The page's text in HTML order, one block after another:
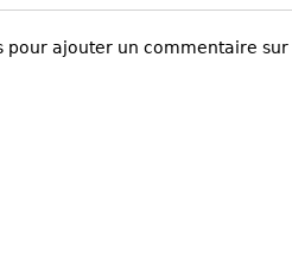
pour ajouter un commentaire sur